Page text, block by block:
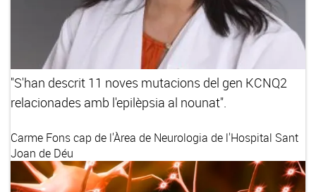
"S'han descrit 11 noves mutacions del gen KCNQ2
relacionades amb l'epilèpsia al nounat".
Carme Fonscap de l'Àrea de Neurologia de l'Hospital Sant
Joan de Déu